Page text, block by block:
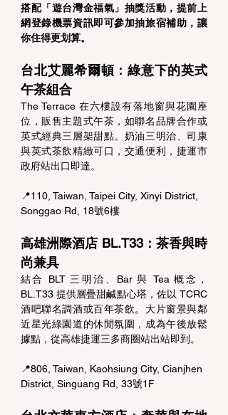
搭配「遊台灣金福氣」抽獎活動，提前上
網登錄機票資訊即可參加抽旅宿補助，讓
你住得更划算。
台北艾麗希爾頓：綠意下的英式
午茶組合
The Terrace 在六樓設有落地窗與花園座
位，販售主題式午茶，如聯名品牌合作或
英式經典三層架甜點。奶油三明治、司康
與英式茶飲精緻可口，交通便利，捷運市
政府站出口即達。
📍110, Taiwan, Taipei City, Xinyi District,
Songgao Rd, 18號6樓
高雄洲際酒店 BL.T33：茶香與時
尚兼具
結合 BLT 三明治、Bar 與 Tea 概念，
BL.T33 提供層疊甜鹹點心塔，佐以 TCRC
酒吧聯名調酒或百年茶飲。大片窗景與鄰
近星光綠園道的休閒氛圍，成為午後放鬆
據點，從高雄捷運三多商圈站出站即到。
📍806, Taiwan, Kaohsiung City, Cianjhen
District, Singuang Rd, 33號1F